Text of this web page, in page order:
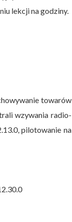
lekcji na godziny.
towarów
wzywania radio-
pilotowanie na